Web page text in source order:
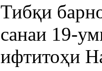
Тибқи
санаи 19-
ифтитоҳи